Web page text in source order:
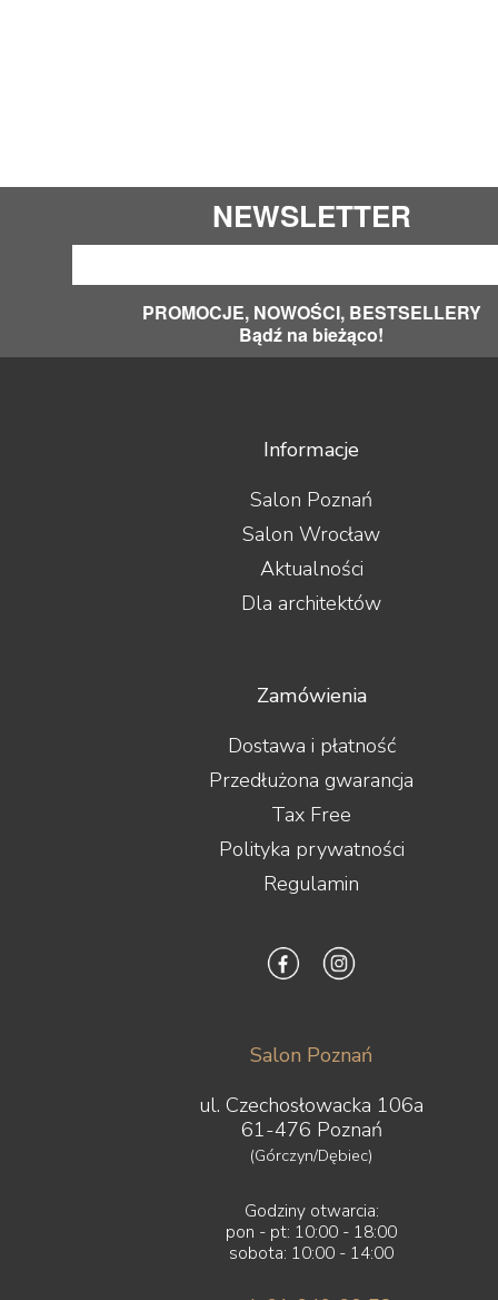
NEWSLETTER
PROMOCJE, NOWOŚCI, BESTSELLERY
Bądź na bieżąco!
Informacje
Salon Poznań
Salon Wrocław
Aktualności
Dla architektów
Zamówienia
Dostawa i płatność
Przedłużona gwarancja
Tax Free
Polityka prywatności
Regulamin
Salon Poznań
ul. Czechosłowacka 106a
61-476 Poznań
(Górczyn/Dębiec)
Godziny otwarcia:
pon - pt: 10:00 - 18:00
sobota: 10:00 - 14:00